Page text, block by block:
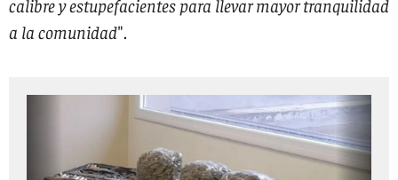
calibre y estupefacientes para llevar mayor tranquilidad
a la comunidad".